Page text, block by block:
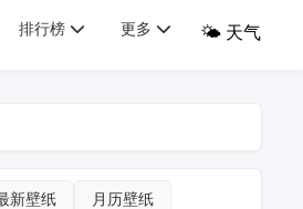
排行榜 更多 🌤️ 天气
新壁纸 月历壁纸